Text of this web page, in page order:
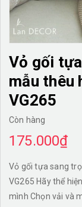
TƯ VẤN
Vỏ gối
mẫu thêu
VG265
Còn hàng
175.000₫
Vỏ gối tựa sang
VG265 Hãy thể
mình Chọn vải và